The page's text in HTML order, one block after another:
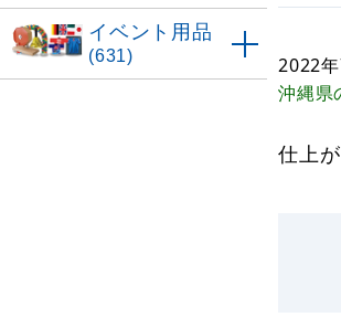
2022
沖縄県
仕上
イベント用品
(631)